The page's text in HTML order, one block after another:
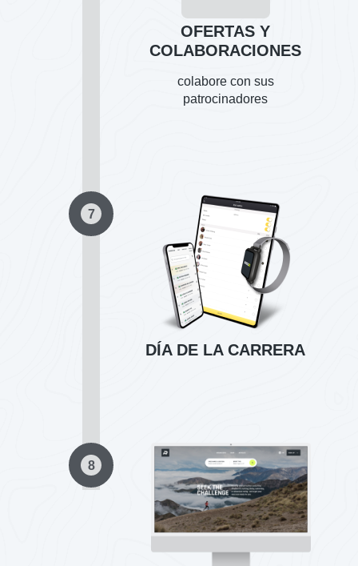
OFERTAS Y
COLABORACIONES
colabore con sus
patrocinadores
7
DÍA DE LA CARRERA
8